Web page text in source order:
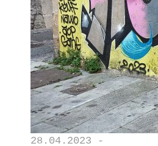
28.04.2023 -